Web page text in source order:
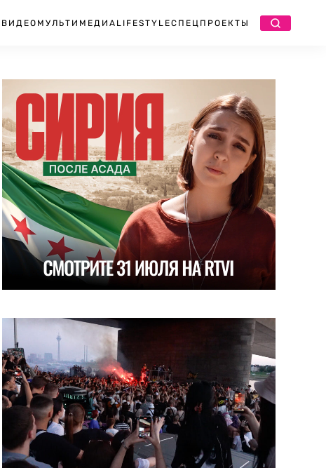
ВИДЕО МУЛЬТИМЕДИА LIFESTYLEСПЕЦПРОЕКТЫ